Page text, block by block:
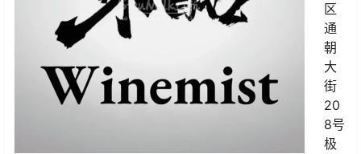
区
通
朝
大
街
20
8号
极